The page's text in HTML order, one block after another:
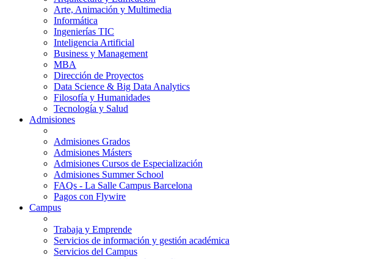
Arte, Animación y Multimedia
Informática
Ingenierías TIC
Inteligencia Artificial
Business y Management
MBA
Dirección de Proyectos
Data Science & Big Data Analytics
Filosofía y Humanidades
Tecnología y Salud
Admisiones
Admisiones Grados
Admisiones Másters
Admisiones Cursos de Especialización
Admisiones Summer School
FAQs - La Salle Campus Barcelona
Pagos con Flywire
Campus
Trabaja y Emprende
Servicios de información y gestión académica
Servicios del Campus